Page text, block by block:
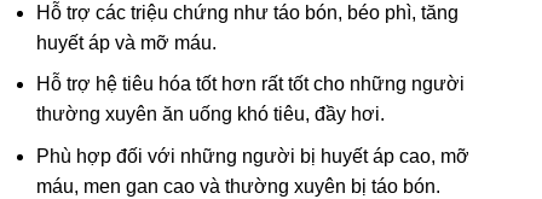
Hỗ trợ các triệu chứng như táo bón, béo phì, tăng
huyết áp và mỡ máu.
Hỗ trợ hệ tiêu hóa tốt hơn rất tốt cho những người
thường xuyên ăn uống khó tiêu, đầy hơi.
Phù hợp đối với những người bị huyết áp cao, mỡ
máu, men gan cao và thường xuyên bị táo bón.